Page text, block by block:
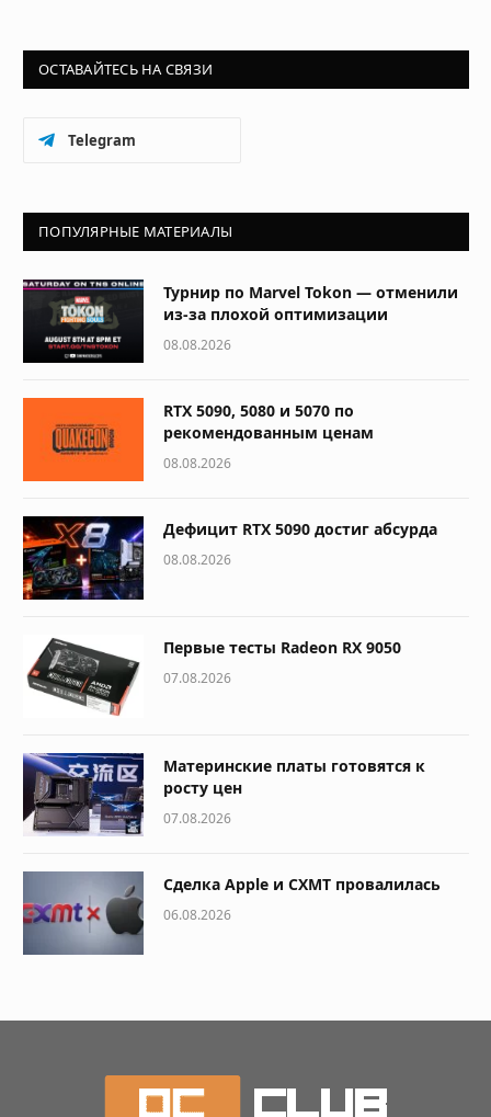
ОСТАВАЙТЕСЬ НА СВЯЗИ
Telegram
ПОПУЛЯРНЫЕ МАТЕРИАЛЫ
Турнир по Marvel Tokon — отменили
из-за плохой оптимизации
08.08.2026
RTX 5090, 5080 и 5070 по
рекомендованным ценам
08.08.2026
Дефицит RTX 5090 достиг абсурда
08.08.2026
Первые тесты Radeon RX 9050
07.08.2026
Материнские платы готовятся к
росту цен
07.08.2026
Сделка Apple и CXMT провалилась
06.08.2026